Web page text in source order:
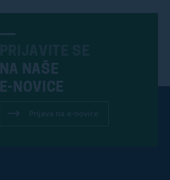
NA NAŠE
E-NOVICE
Prijava na e-novice